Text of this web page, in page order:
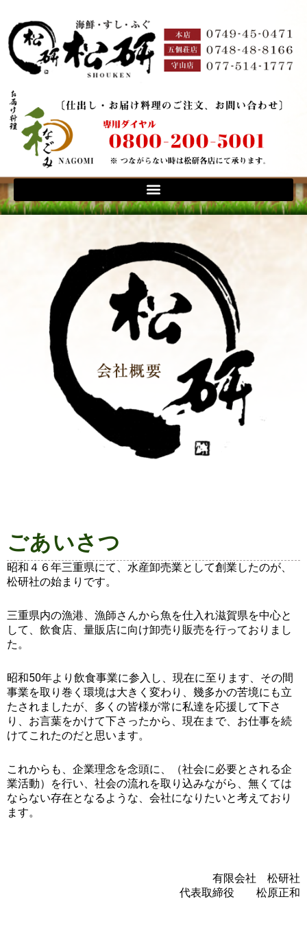
ごあいさつ
昭和４６年三重県にて、水産卸売業として創業したのが、
松研社の始まりです。
三重県内の漁港、漁師さんから魚を仕入れ滋賀県を中心と
して、飲食店、量販店に向け卸売り販売を行っておりまし
た。
昭和50年より飲食事業に参入し、現在に至ります、その間
事業を取り巻く環境は大きく変わり、幾多かの苦境にも立
たされましたが、多くの皆様が常に私達を応援して下さ
り、お言葉をかけて下さったから、現在まで、お仕事を続
けてこれたのだと思います。
これからも、企業理念を念頭に、（社会に必要とされる企
業活動）を行い、社会の流れを取り込みながら、無くては
ならない存在となるような、会社になりたいと考えており
ます。
有限会社 松研社
代表取締役 松原正和